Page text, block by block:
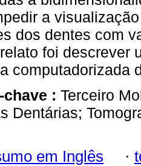
a
dos dentes com
foi descrever
computadorizada
: Terceiro
Dentárias;
em Inglês ·